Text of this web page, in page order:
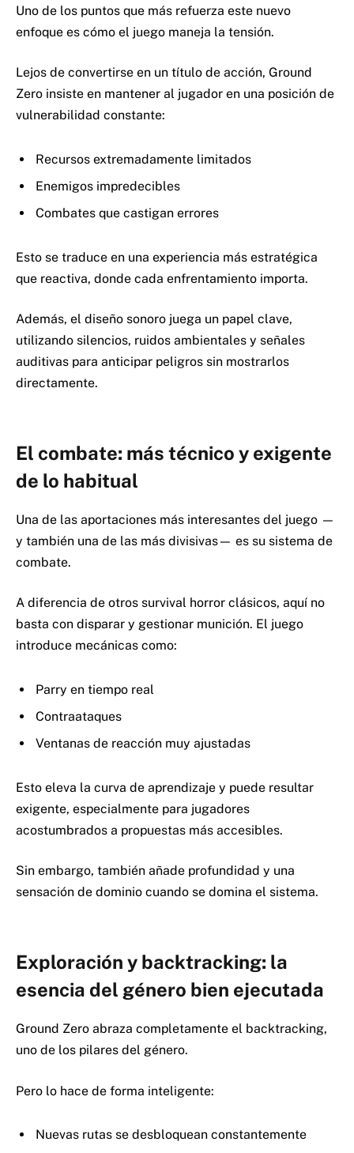
Uno de los puntos que más refuerza este nuevo
enfoque es cómo el juego maneja la tensión.
Lejos de convertirse en un título de acción, Ground
Zero insiste en mantener al jugador en una posición de
vulnerabilidad constante:
Recursos extremadamente limitados
Enemigos impredecibles
Combates que castigan errores
Esto se traduce en una experiencia más estratégica
que reactiva, donde cada enfrentamiento importa.
Además, el diseño sonoro juega un papel clave,
utilizando silencios, ruidos ambientales y señales
auditivas para anticipar peligros sin mostrarlos
directamente.
El combate: más técnico y exigente
de lo habitual
Una de las aportaciones más interesantes del juego —
y también una de las más divisivas— es su sistema de
combate.
A diferencia de otros survival horror clásicos, aquí no
basta con disparar y gestionar munición. El juego
introduce mecánicas como:
Parry en tiempo real
Contraataques
Ventanas de reacción muy ajustadas
Esto eleva la curva de aprendizaje y puede resultar
exigente, especialmente para jugadores
acostumbrados a propuestas más accesibles.
Sin embargo, también añade profundidad y una
sensación de dominio cuando se domina el sistema.
Exploración y backtracking: la
esencia del género bien ejecutada
Ground Zero abraza completamente el backtracking,
uno de los pilares del género.
Pero lo hace de forma inteligente:
Nuevas rutas se desbloquean constantemente